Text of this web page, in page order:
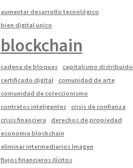
aumentar desarrollo tecnológico
bien digital unico
blockchain
cadena de bloques
capitalismo distribuido
certificado digital
comunidad de arte
comunidad de coleccionismo
contratos inteligentes
crisis de confianza
crisis financiera
derechos de propiedad
economia blockchain
eliminar intermediarios Imagen
flujos financieros ilícitos